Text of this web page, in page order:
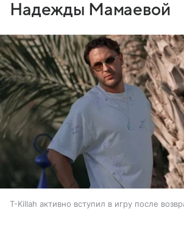
Надежды Мамаевой
T-Killah активно вступил в игру после